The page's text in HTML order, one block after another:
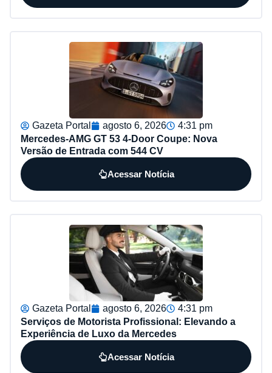
Gazeta Portal agosto 6, 2026
4:31 pm
Mercedes-AMG GT 53 4-Door Coupe: Nova
Versão de Entrada com 544 CV
Acessar Notícia
Gazeta Portal agosto 6, 2026
4:31 pm
Serviços de Motorista Profissional: Elevando a
Experiência de Luxo da Mercedes
Acessar Notícia